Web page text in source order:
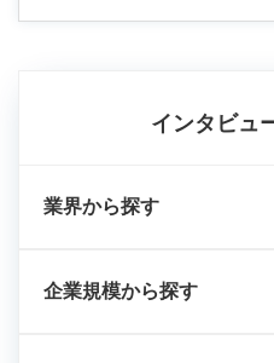
インタビュ
業界から探す
企業規模から探す